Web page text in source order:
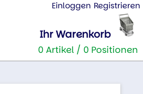
Einloggen Registrieren
Ihr Warenkorb
0 Artikel / 0 Positionen